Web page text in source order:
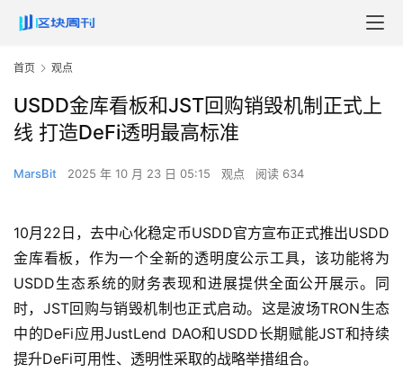
首页 观点
USDD金库看板和JST回购销毁机制正式上
线 打造DeFi透明最高标准
MarsBit 2025 年 10 月 23 日 05:15 观点 阅读 634
10月22日，去中心化稳定币USDD官方宣布正式推出USDD
金库看板，作为一个全新的透明度公示工具，该功能将为
USDD生态系统的财务表现和进展提供全面公开展示。同
时，JST回购与销毁机制也正式启动。这是波场TRON生态
中的DeFi应用JustLend DAO和USDD长期赋能JST和持续
提升DeFi可用性、透明性采取的战略举措组合。